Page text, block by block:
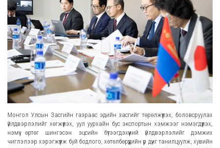
Монгол Улсын Засгийн газраас эдийн засгийг төрөлжүүлэх, боловсруулах
үйлдвэрлэлийг хөгжүүлэх, уул уурхайн бус экспортын хэмжээг нэмэгдүүлэх,
нэмүү өртөг шингэсэн эцсийн бүтээгдэхүүний үйлдвэрлэлийг дэмжих
чиглэлээр хэрэгжүүлж буй бодлого, хөтөлбөрүүдийн үр дүнг танилцуулж, хувийн